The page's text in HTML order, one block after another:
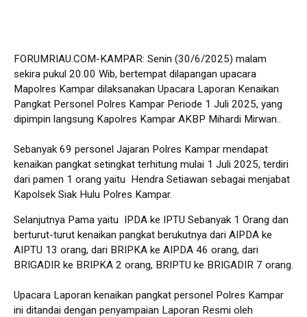
FORUMRIAU.COM-KAMPAR: Senin (30/6/2025) malam
sekira pukul 20.00 Wib, bertempat dilapangan upacara
Mapolres Kampar dilaksanakan Upacara Laporan Kenaikan
Pangkat Personel Polres Kampar Periode 1 Juli 2025, yang
dipimpin langsung Kapolres Kampar AKBP Mihardi Mirwan..
Sebanyak 69 personel Jajaran Polres Kampar mendapat
kenaikan pangkat setingkat terhitung mulai 1 Juli 2025, terdiri
dari pamen 1 orang yaitu Hendra Setiawan sebagai menjabat
Kapolsek Siak Hulu Polres Kampar.
Selanjutnya Pama yaitu IPDA ke IPTU Sebanyak 1 Orang dan
berturut-turut kenaikan pangkat berukutnya dari AIPDA ke
AIPTU 13 orang, dari BRIPKA ke AIPDA 46 orang, dari
BRIGADIR ke BRIPKA 2 orang, BRIPTU ke BRIGADIR 7 orang.
Upacara Laporan kenaikan pangkat personel Polres Kampar
ini ditandai dengan penyampaian Laporan Resmi oleh